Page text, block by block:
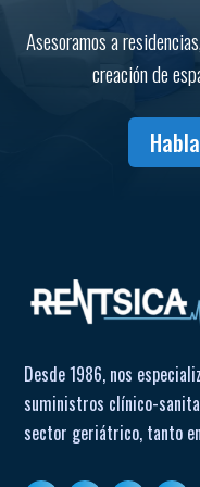
Asesoramos a
creación de
Desde 1986, nos
suministros clínico-
sector geriátrico, tanto